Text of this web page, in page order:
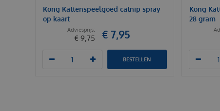
Kong Kattenspeelgoed catnip spray
op kaart
€ 9,75 € 7,95
BESTELLEN
Kong
28 gram